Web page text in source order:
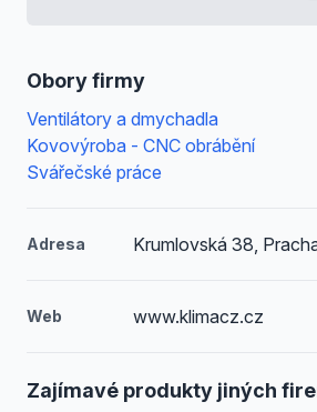
Obory firmy
Ventilátory a dmychadla
Kovovýroba - CNC obrábění
Svářečské práce
Adresa Krumlovská 38,
Web www.klimacz.cz
Zajímavé produkty jiných